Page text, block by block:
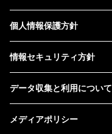
個人情報保護方針
情報セキュリティ方針
データ収集と利用について
メディアポリシー